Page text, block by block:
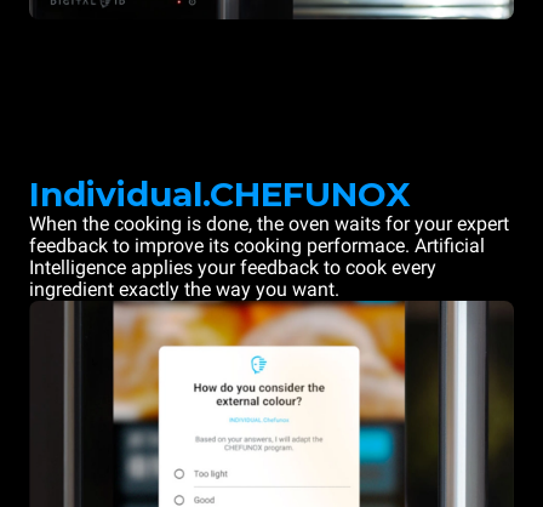
Individual.CHEFUNOX
When the cooking is done, the oven waits for your expert
feedback to improve its cooking performace. Artificial
Intelligence applies your feedback to cook every
ingredient exactly the way you want.